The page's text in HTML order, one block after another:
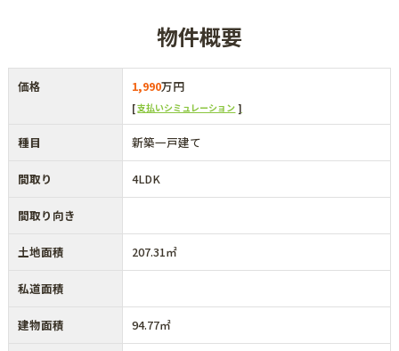
物件概要
価格 1,990万円
支払いシミュレーション
種目 新築一戸建て
間取り 4LDK
間取り向き
土地面積 207.31㎡
私道面積
建物面積 94.77㎡